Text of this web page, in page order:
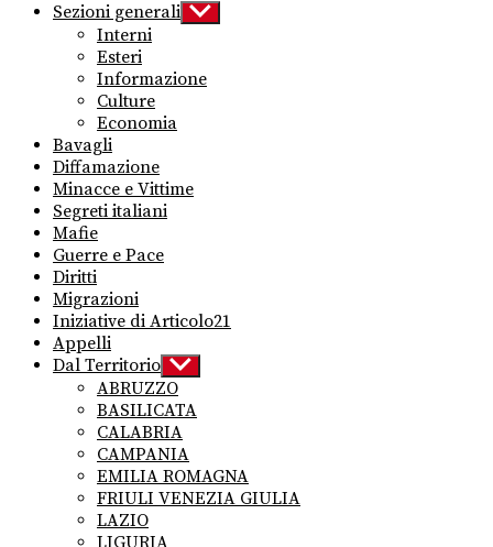
Sezioni generali Show
sub
Interni
Esteri
Informazione
Culture
Economia
Bavagli
Diffamazione
Minacce e Vittime
Segreti italiani
Mafie
Guerre e Pace
Diritti
Migrazioni
Iniziative di Articolo21
Appelli
Dal Territorio Show
sub
menu
ABRUZZO
BASILICATA
CALABRIA
CAMPANIA
EMILIA ROMAGNA
FRIULI VENEZIA GIULIA
LAZIO